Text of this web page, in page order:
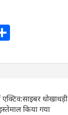
ar
धोखाधड़ी
किया गया